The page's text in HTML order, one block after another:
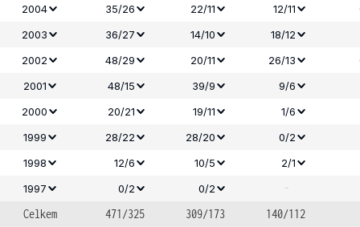
2004
35/26 22/11 12/11
2003
36/27 14/10 18/12
2002
48/29 20/11 26/13
2001
48/15 39/9
9/6
2000
20/21 19/11
1/6
1999
28/22 28/20
0/2
1998
12/6 10/5
2/1
1997
0/2 0/2
-
Celkem
471/325 309/173 140/112